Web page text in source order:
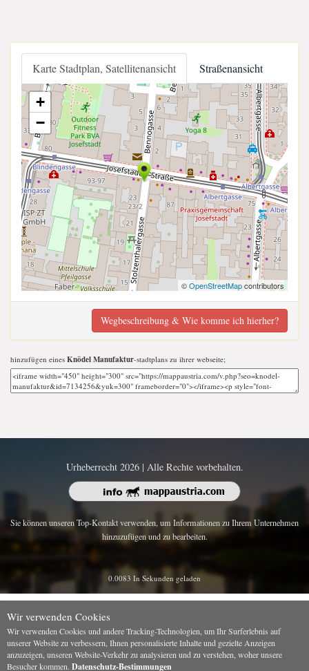
Karte Stadtplan, Satellitenansicht Straßenansicht
+
−
©OpenStreetMapcontributors
Wegbeschreibung & Wie komme ich hierher?
hinzufügen eines Knödel Manufaktur-stadtplans zu ihrer webseite;
Urheberrecht 2026 | Alle Rechte vorbehalten.
Sie können unseren Top-Kontakt verwenden, um Informationen zu Ihrem Unternehmen
hinzuzufügen und zu bearbeiten.
0.0083 In Sekunden geladen
Wir verwenden Cookies
Wir verwenden Cookies und andere Tracking-Technologien, um Ihr Surferlebnis auf
unserer Website zu verbessern, Ihnen personalisierte Inhalte und gezielte Anzeigen
anzuzeigen, unseren Website-Verkehr zu analysieren und zu verstehen, woher unsere
Besucher kommen. Datenschutz-Bestimmungen